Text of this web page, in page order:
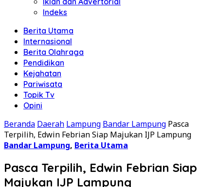
Indeks
Berita Utama
Internasional
Berita Olahraga
Pendidikan
Kejahatan
Pariwisata
Topik Tv
Opini
Beranda Daerah Lampung Bandar Lampung Pasca
Terpilih, Edwin Febrian Siap Majukan IJP Lampung
Bandar Lampung, Berita Utama
Pasca Terpilih, Edwin Febrian Siap
Majukan IJP Lampung